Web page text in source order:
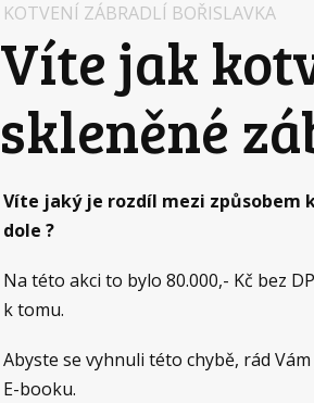
KOTVENÍ ZÁBRADLÍ BOŘISLAVKA
Víte jak
skleněné
Víte jaký je rozdíl mezi způsobem
dole ?
Na této akci to bylo 80.000,- Kč bez
k tomu.
Abyste se vyhnuli této chybě, rád
E-booku.